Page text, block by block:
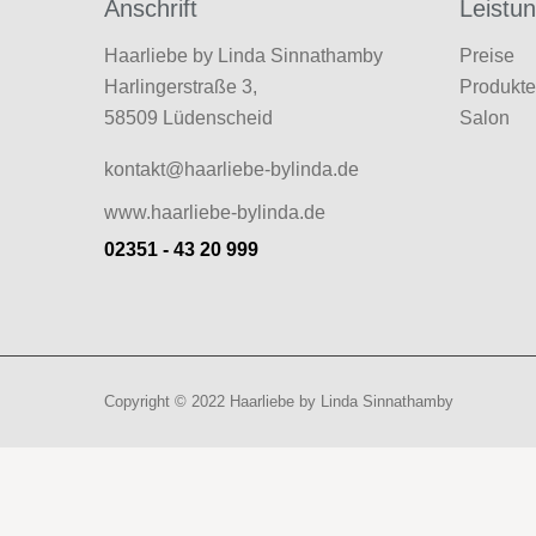
Anschrift
Haarliebe by Linda Sinnathamby
Harlingerstraße 3,
58509 Lüdenscheid
kontakt@haarliebe-bylinda.de
www.haarliebe-bylinda.de
02351 - 43 20 999
Preise
Produkte
Salon
Copyright © 2022 Haarliebe by Linda Sinnathamby